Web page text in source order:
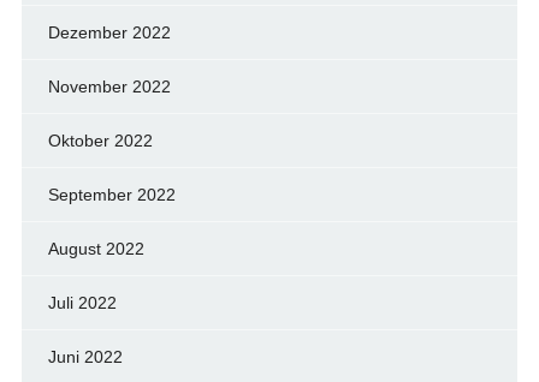
Dezember 2022
November 2022
Oktober 2022
September 2022
August 2022
Juli 2022
Juni 2022